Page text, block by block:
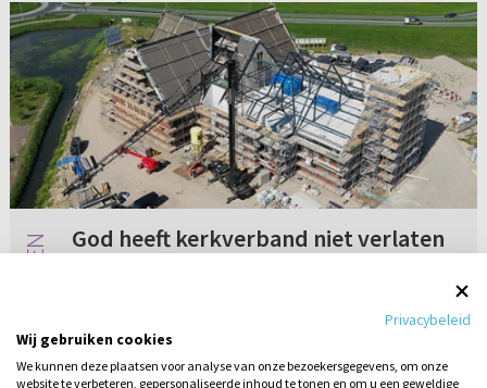
God heeft kerkverband niet verlaten
er nieuwe studenten aangenomen worden,
danken we de Heere en zeggen we: “De Heere
heeft nog naar ons omgezien, hij heeft ons
kerkverband niet verlaten”, e...
Privacybeleid
Wij gebruiken cookies
We kunnen deze plaatsen voor analyse van onze bezoekersgegevens, om onze
website te verbeteren, gepersonaliseerde inhoud te tonen en om u een geweldige